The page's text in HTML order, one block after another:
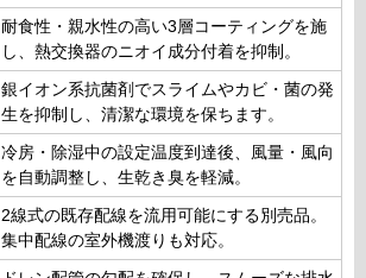
耐食性・親水性の高い3層コーティングを施
し、熱交換器のニオイ成分付着を抑制。
銀イオン系抗菌剤でスライムやカビ・菌の発
生を抑制し、清潔な環境を保ちます。
冷房・除湿中の設定温度到達後、風量・風向
を自動調整し、生乾き臭を軽減。
2線式の既存配線を流用可能にする別売品。
集中配線の室外機渡りも対応。